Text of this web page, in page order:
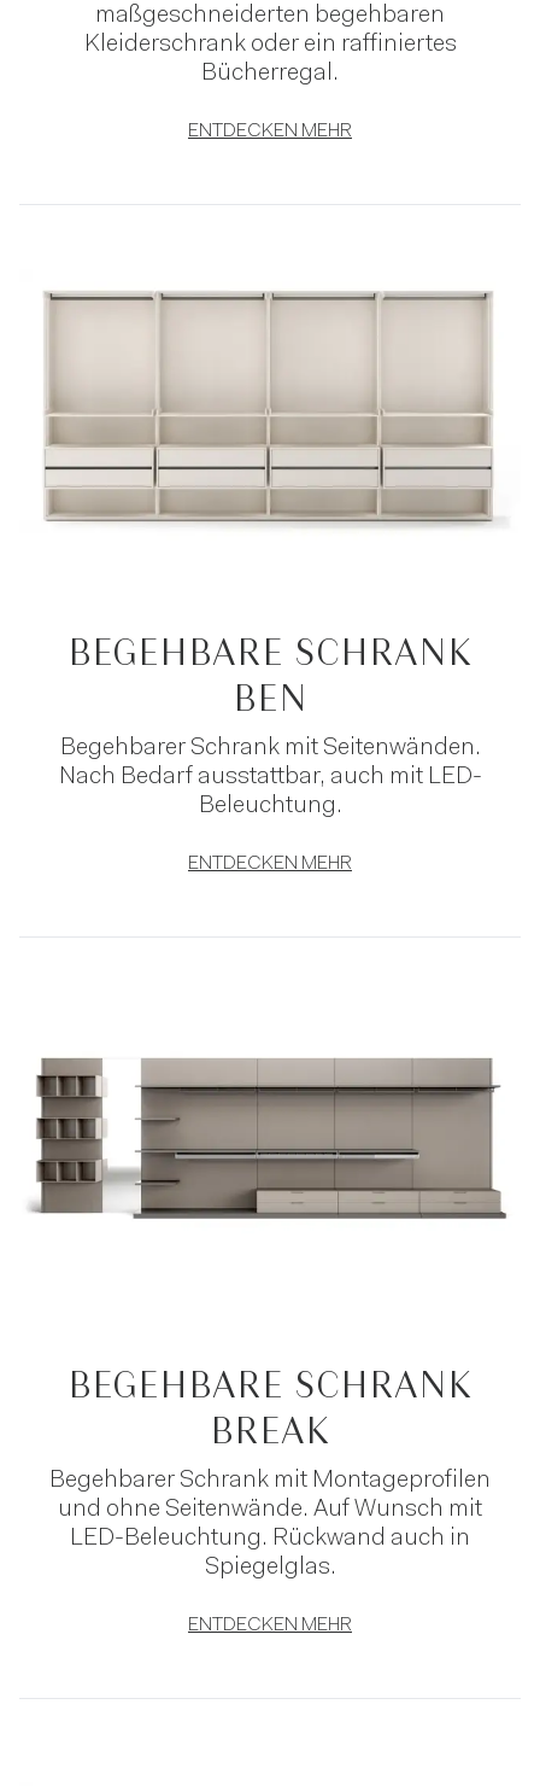
maßgeschneiderten begehbaren
Kleiderschrank oder ein raffiniertes
Bücherregal.
ENTDECKEN MEHR
BEGEHBARE SCHRANK
BEN
Begehbarer Schrank mit Seitenwänden.
Nach Bedarf ausstattbar, auch mit LED-
Beleuchtung.
ENTDECKEN MEHR
BEGEHBARE SCHRANK
BREAK
Begehbarer Schrank mit Montageprofilen
und ohne Seitenwände. Auf Wunsch mit
LED-Beleuchtung. Rückwand auch in
Spiegelglas.
ENTDECKEN MEHR